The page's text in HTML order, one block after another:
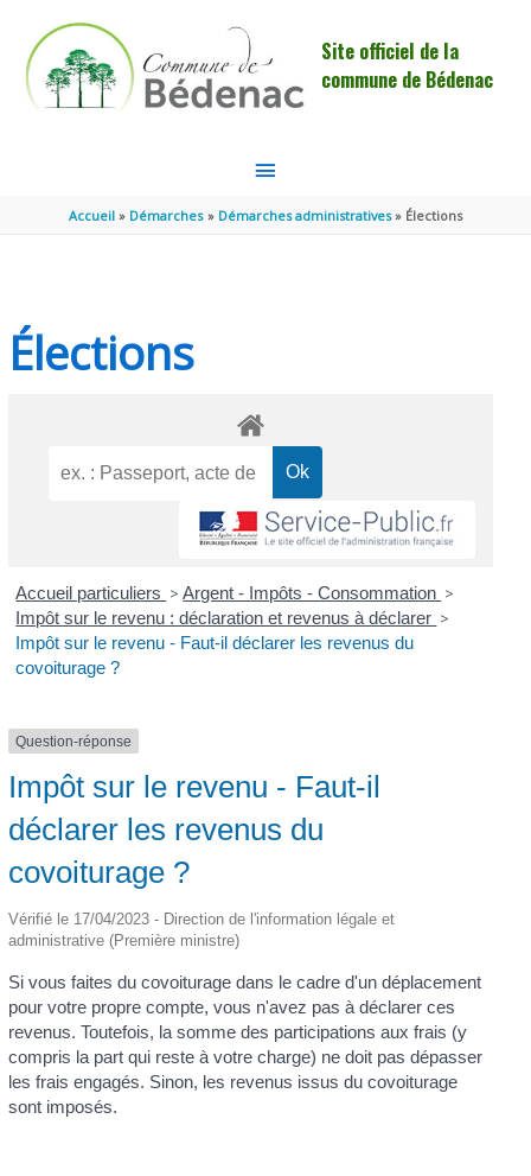
Site officiel de la
commune de Bédenac
MENU
PRINCIPAL
Accueil Démarches Démarches administratives Élections
Élections
Accueil particuliers > Argent - Impôts - Consommation >
Impôt sur le revenu : déclaration et revenus à déclarer >
Impôt sur le revenu - Faut-il déclarer les revenus du
covoiturage ?
Question-réponse
Impôt sur le revenu - Faut-il
déclarer les revenus du
covoiturage ?
Vérifié le 17/04/2023 - Direction de l'information légale et
administrative (Première ministre)
Si vous faites du covoiturage dans le cadre d'un déplacement
pour votre propre compte, vous n'avez pas à déclarer ces
revenus. Toutefois, la somme des participations aux frais (y
compris la part qui reste à votre charge) ne doit pas dépasser
les frais engagés. Sinon, les revenus issus du covoiturage
sont imposés.